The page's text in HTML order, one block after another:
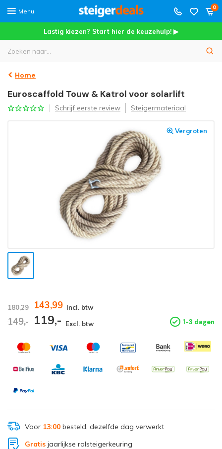
Menu
0
Lastig kiezen? Start hier de keuzehulp! ▶
Home
Euroscaffold Touw & Katrol voor solarlift
Schrijf eerste review Steigermateriaal
Vergroten
180,29 143,99 Incl. btw
149,- 119,- Excl. btw 1-3 dagen
Voor 13:00besteld, dezelfde dag verwerkt
Gratisjaarlijkse rolsteigerkeuring